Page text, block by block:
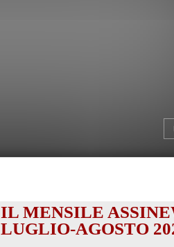
IL MENSILE
LUGLIO-AGOSTO